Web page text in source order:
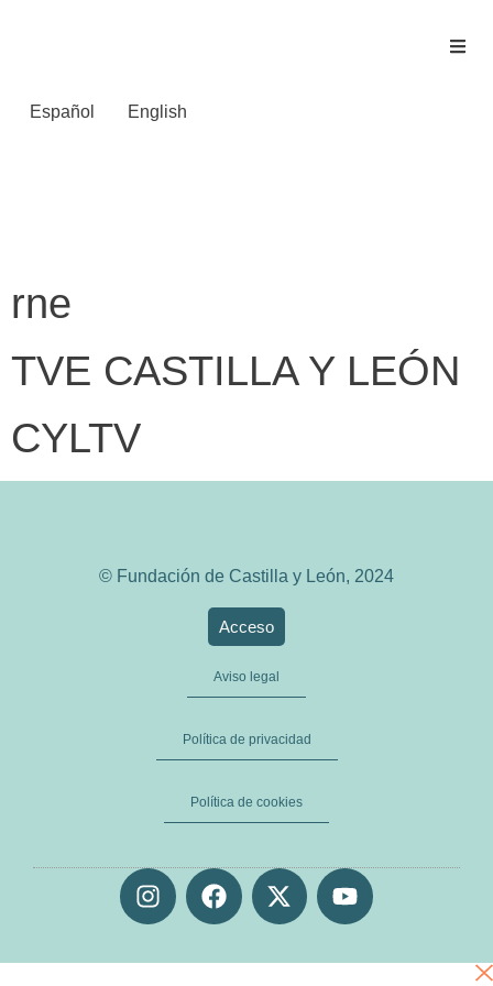
Español English
rne
TVE CASTILLA Y LEÓN
CYLTV
© Fundación de Castilla y León, 2024
Acceso
Aviso legal
Política de privacidad
Política de cookies